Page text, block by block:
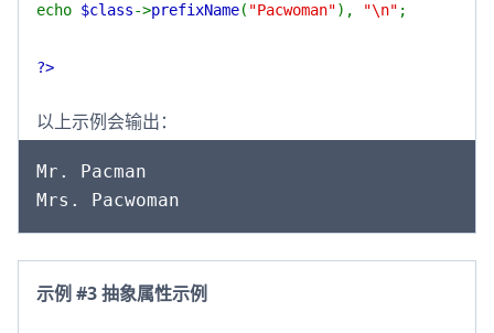
echo $class->prefixName( "Pacwoman"), "\n" ;
?>
以上示例会输出：
Mr. Pacman
示例 #3 抽象属性示例